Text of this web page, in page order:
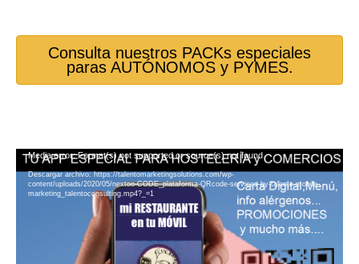
Consulta nuestros PACKs especiales
paras AUTÓNOMOS y PYMES.
Reproductor
de
vídeo
Media error: Format(s) not supported or source(s) not found
Descargar archivo: https://talentomarketingsolutions.com/wp-
content/uploads/2020/05/nextoo-CODE_plataforma-QRcode-services-by-talento-mobile-
marketing_talentoconsulting.mp4?_=1